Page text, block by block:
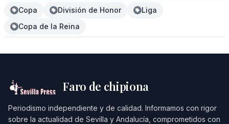
Copa División de Honor
Liga
Copa de la Reina
Faro de chipiona
Periodismo independiente y de calidad. Informamos con rigor
sobre la actualidad de Sevilla y Andalucía, comprometidos con